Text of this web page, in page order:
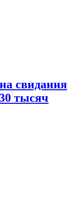
свидания
тысяч